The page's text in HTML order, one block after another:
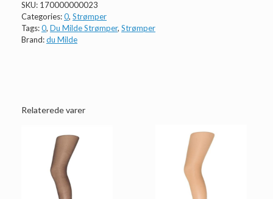
SKU: 170000000023
Categories:0, Strømper
Tags:0, Du Milde Strømper, Strømper
Brand:du Milde
Relaterede varer